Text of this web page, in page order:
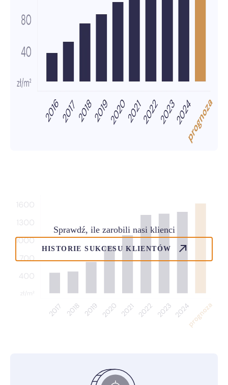
Sprawdź, ile zarobili nasi klienci
HISTORIE SUKCESU KLIENTÓW